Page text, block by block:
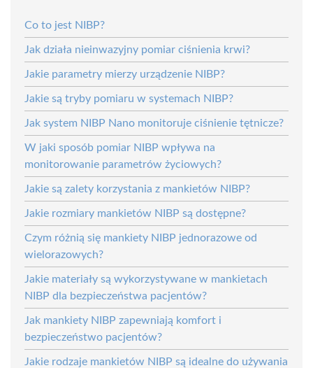
Co to jest NIBP?
Jak działa nieinwazyjny pomiar ciśnienia krwi?
Jakie parametry mierzy urządzenie NIBP?
Jakie są tryby pomiaru w systemach NIBP?
Jak system NIBP Nano monitoruje ciśnienie tętnicze?
W jaki sposób pomiar NIBP wpływa na
monitorowanie parametrów życiowych?
Jakie są zalety korzystania z mankietów NIBP?
Jakie rozmiary mankietów NIBP są dostępne?
Czym różnią się mankiety NIBP jednorazowe od
wielorazowych?
Jakie materiały są wykorzystywane w mankietach
NIBP dla bezpieczeństwa pacjentów?
Jak mankiety NIBP zapewniają komfort i
bezpieczeństwo pacjentów?
Jakie rodzaje mankietów NIBP są idealne do używania